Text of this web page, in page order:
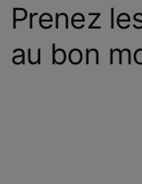
Prenez
au bon